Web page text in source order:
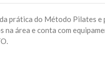
prática do Método Pilates e
área e conta com